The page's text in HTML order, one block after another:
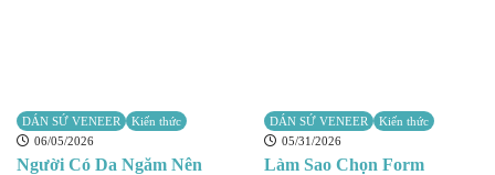
DÁN SỨ VENEER
Kiến thức
06/05/2026
Người Có Da Ngăm Nên
DÁN SỨ VENEER
Kiến thức
05/31/2026
Làm Sao Chọn Form